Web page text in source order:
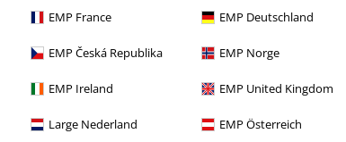
EMP France EMP Deutschland
EMP Česká Republika EMP Norge
EMP Ireland EMP United Kingdom
Large Nederland EMP Österreich